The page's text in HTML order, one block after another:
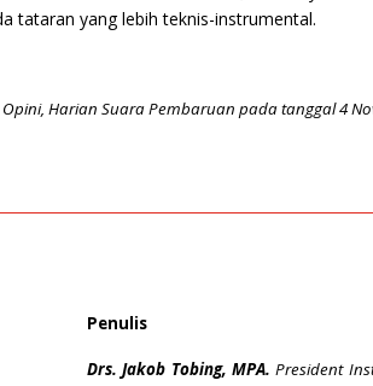
tataran yang lebih teknis-instrumental.
Harian Suara Pembaruan pada tanggal 4
Penulis
Drs. Jakob Tobing, MPA. President